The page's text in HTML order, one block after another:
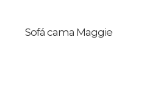
Sofá cama Maggie